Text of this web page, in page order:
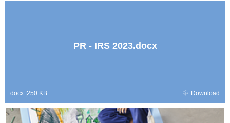
PR - IRS 2023.docx
docx |250 KB Download